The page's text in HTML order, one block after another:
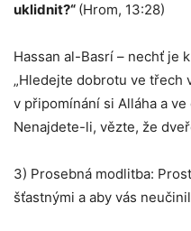
uklidnit?“ (Hrom, 13:28)
Hassan al-Basrí – nechť je
„Hledejte dobrotu ve třech
v připomínání si Alláha a
Nenajdete-li, vězte, že
3) Prosebná modlitba:
šťastnými a aby vás